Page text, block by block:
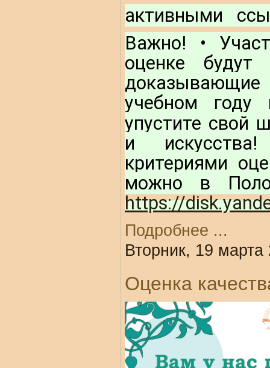
активными
Важно! •
оценке будут
учебном
упустите свой
и
критериями
https://
Подробнее ...
Вторник, 19
Оценка